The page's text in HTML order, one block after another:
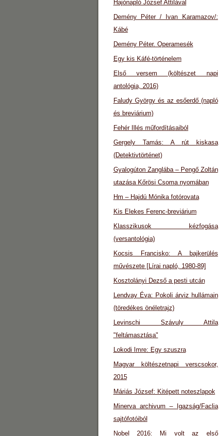
Hajónapló József Attilával
Demény Péter / Ivan Karamazov/:
Kábé
Demény Péter. Operamesék
Egy kis Káfé-történelem
Első versem (költészet napi
antológia, 2016)
Faludy György és az esőerdő (napló
és breviárium)
Fehér Illés műfordításaiból
Gergely Tamás: A rút kiskasa
(Detektivtörténet)
Gyalogúton Zanglába – Pengő Zoltán
utazása Kőrösi Csoma nyomában
Hm – Hajdú Mónika fotórovata
Kis Elekes Ferenc-breviárium
Klasszikusok kézfogása
(versantológia)
Kocsis Francisko: A bajkerülés
művészete [Lírai napló, 1980-89]
Kosztolányi Dezső a pesti utcán
Lendvay Éva: Pokoli árviz hullámain
(töredékes önéletrajz)
Levinschi Szávuly Attila
"feltámasztása"
Lokodi Imre: Egy szuszra
Magyar költészetnapi verscsokor,
2015
Máriás József: Kitépett noteszlapok
Minerva archivum – Igazság/Faclia
sajtófotóiból
Nobel 2016: Mi volt az első